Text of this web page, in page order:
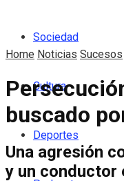
Sociedad
Cultura
Deportes
Home Noticias Sucesos
buscado
Una agresión
y un conductor